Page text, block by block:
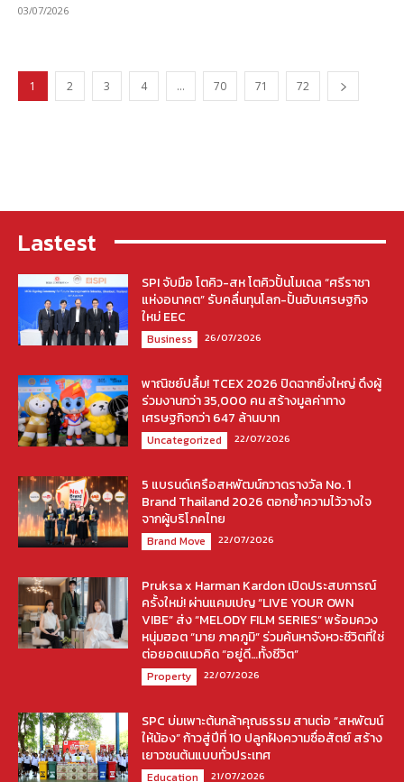
03/07/2026
1 2 3 4 … 70 71 72
Lastest
SPI จับมือ โตคิว-สห โตคิวปั้นโมเดล “ศรีราชา
แห่งอนาคต” รับคลื่นทุนโลก-ปั้นฮับเศรษฐกิจ
ใหม่ EEC
Business 26/07/2026
พาณิชย์ปลื้ม! TCEX 2026 ปิดฉากยิ่งใหญ่ ดึงผู้
ร่วมงานกว่า 35,000 คน สร้างมูลค่าทาง
เศรษฐกิจกว่า 647 ล้านบาท
Uncategorized 22/07/2026
5 แบรนด์เครือสหพัฒน์กวาดรางวัล No. 1
Brand Thailand 2026 ตอกย้ำความไว้วางใจ
จากผู้บริโภคไทย
Brand Move 22/07/2026
Pruksa x Harman Kardon เปิดประสบการณ์
ครั้งใหม่! ผ่านแคมเปญ “LIVE YOUR OWN
VIBE” ส่ง “MELODY FILM SERIES” พร้อมควง
หนุ่มฮอต “มาย ภาคภูมิ” ร่วมค้นหาจังหวะชีวิตที่ใช่
ต่อยอดแนวคิด “อยู่ดี…ทั้งชีวิต”
Property 22/07/2026
SPC บ่มเพาะต้นกล้าคุณธรรม สานต่อ “สหพัฒน์
ให้น้อง” ก้าวสู่ปีที่ 10 ปลูกฝังความซื่อสัตย์ สร้าง
เยาวชนต้นแบบทั่วประเทศ
Education 21/07/2026